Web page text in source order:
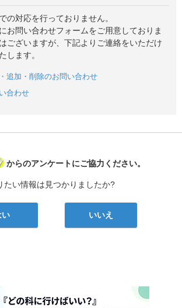
の対応を行っておりません。
お問い合わせフォームをご用意しておりま
ございますが、下記よりご連絡をいただけ
します。
追加・削除のお問い合わせ
合わせ
病院なび
からのアンケートにご協力ください。
たい情報は見つかりましたか?
い いいえ